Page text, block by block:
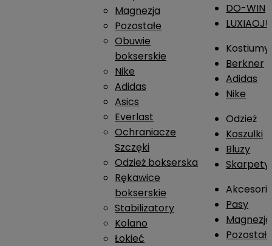
Magnezja
Pozostałe
Obuwie
bokserskie
Nike
Adidas
Asics
Everlast
Ochraniacze
Szczęki
Odzież bokserska
Rękawice
bokserskie
Stabilizatory
Kolano
Łokieć
DO-WIN
Kostiumy
Berkner
Adidas
Nike
Odzież
Koszulki
Bluzy
Skarpety
Pasy
Magnezja